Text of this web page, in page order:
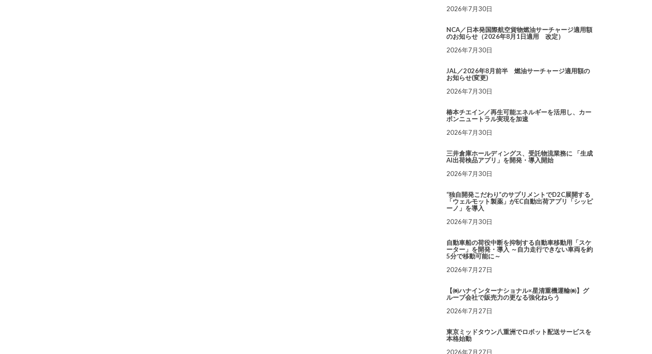
2026年7月30日
NCA／日本発国際航空貨物燃油サーチャージ適用額
のお知らせ（2026年8月1日適用 改定）
2026年7月30日
JAL／2026年8月前半 燃油サーチャージ適用額の
お知らせ(変更)
2026年7月30日
椿本チエイン／再生可能エネルギーを活用し、カー
ボンニュートラル実現を加速
2026年7月30日
三井倉庫ホールディングス、受託物流業務に 「生成
AI出荷検品アプリ」を開発・導入開始
2026年7月30日
“独自開発こだわり”のサプリメントでD2C展開する
「ウェルモット製薬」がEC自動出荷アプリ「シッピ
ーノ」を導入
2026年7月30日
自動車船の荷役中断を抑制する自動車移動用「スケ
ーター」を開発・導入 ～自力走行できない車両を約
5分で移動可能に～
2026年7月27日
【㈱ハナインターナショナル×星清重機運輸㈱】グ
ループ会社で販売力の更なる強化ねらう
2026年7月27日
東京ミッドタウン八重洲でロボット配送サービスを
本格始動
2026年7月27日